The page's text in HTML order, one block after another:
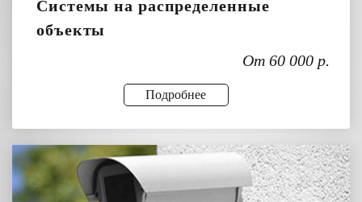
Системы на распределенные
объекты
От 60 000 р.
Подробнее